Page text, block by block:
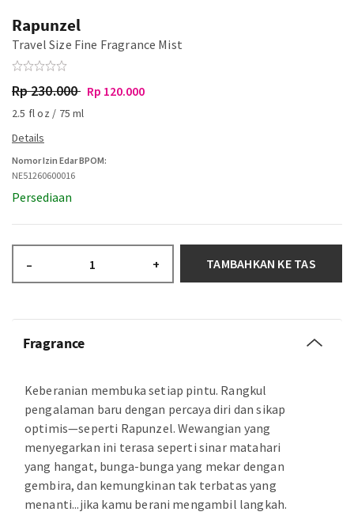
Rapunzel
Travel Size Fine Fragrance Mist
Rp 230.000 Rp 120.000
2.5 fl oz / 75 ml
Nomor Izin Edar BPOM:
NE51260600016
Persediaan
– + TAMBAHKAN KE TAS
Fragrance
Keberanian membuka setiap pintu. Rangkul
pengalaman baru dengan percaya diri dan sikap
optimis—seperti Rapunzel. Wewangian yang
menyegarkan ini terasa seperti sinar matahari
yang hangat, bunga-bunga yang mekar dengan
gembira, dan kemungkinan tak terbatas yang
menanti...jika kamu berani mengambil langkah.